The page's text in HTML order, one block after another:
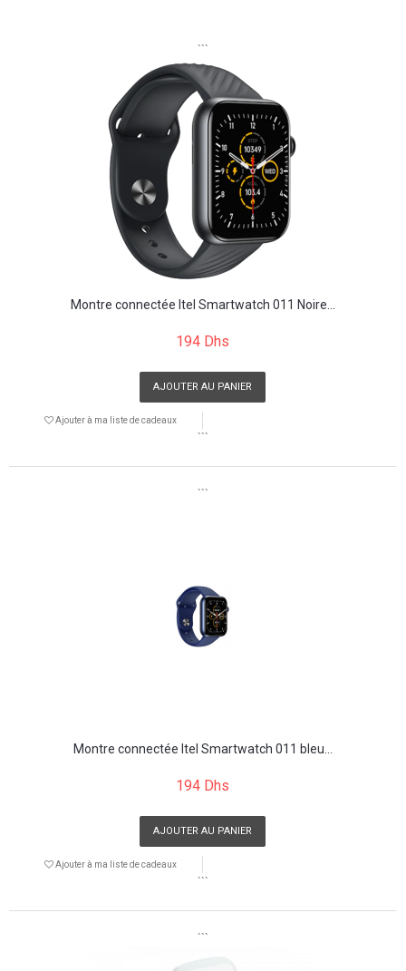
```
Montre connectée Itel Smartwatch 011 Noire...
194 Dhs
AJOUTER AU PANIER
Ajouter à ma liste de cadeaux
```
```
Montre connectée Itel Smartwatch 011 bleu...
194 Dhs
AJOUTER AU PANIER
Ajouter à ma liste de cadeaux
```
```